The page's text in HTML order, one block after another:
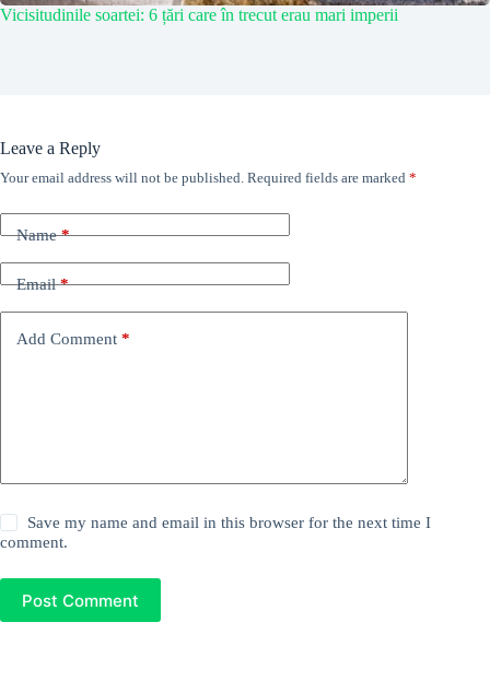
Vicisitudinile soartei: 6 țări care în trecut erau mari imperii
Leave a Reply
Your email address will not be published. Required fields are marked *
Name*
Email*
Add Comment *
Save my name and email in this browser for the next time I
comment.
Post Comment